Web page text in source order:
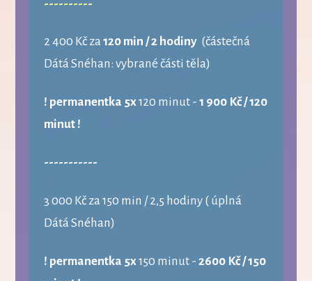
----------
2 400 Kč za120 min / 2 hodiny (částečná
Dátá Snéhan: vybrané části těla)
! permanentka 5x120 minut -1 900 Kč / 120
minut !
-----------
3 000 Kč za 150 min / 2,5 hodiny ( úplná
Dátá Snéhan)
! permanentka 5x150 minut -2600 Kč / 150